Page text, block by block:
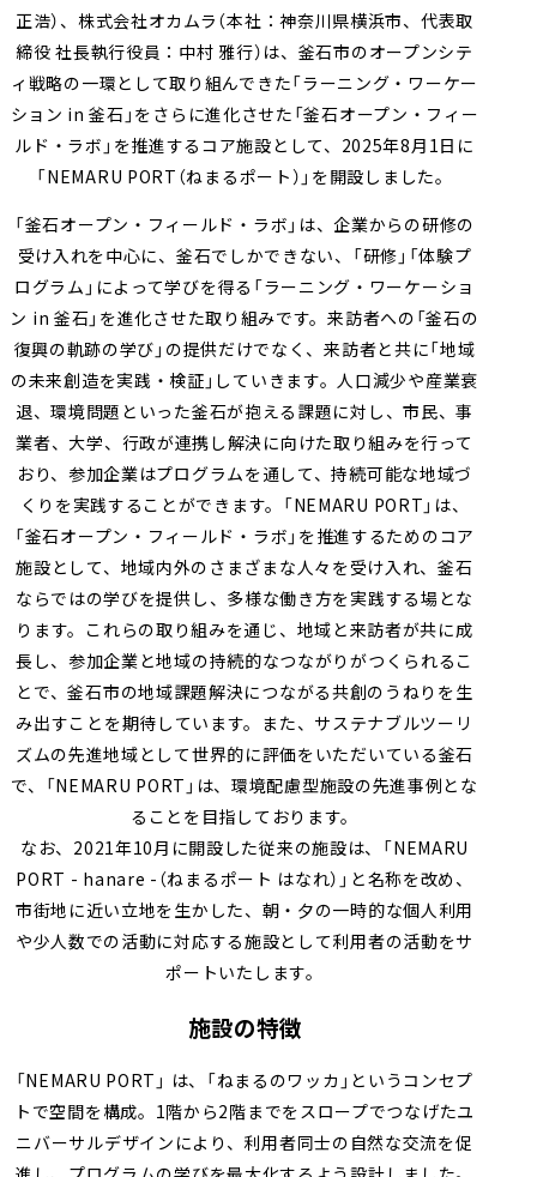
正浩）、株式会社オカムラ（本社：神奈川県横浜市、代表取
締役 社長執行役員：中村 雅行）は、釜石市のオープンシテ
ィ戦略の一環として取り組んできた「ラーニング・ワーケー
ション in 釜石」をさらに進化させた「釜石オープン・フィー
ルド・ラボ」を推進するコア施設として、2025年8月1日に
「NEMARU PORT（ねまるポート）」を開設しました。
「釜石オープン・フィールド・ラボ」は、企業からの研修の
受け入れを中心に、釜石でしかできない、「研修」「体験プ
ログラム」によって学びを得る「ラーニング・ワーケーショ
ン in 釜石」を進化させた取り組みです。来訪者への「釜石の
復興の軌跡の学び」の提供だけでなく、来訪者と共に「地域
の未来創造を実践・検証」していきます。人口減少や産業衰
退、環境問題といった釜石が抱える課題に対し、市民、事
業者、大学、行政が連携し解決に向けた取り組みを行って
おり、参加企業はプログラムを通して、持続可能な地域づ
くりを実践することができます。「NEMARU PORT」は、
「釜石オープン・フィールド・ラボ」を推進するためのコア
施設として、地域内外のさまざまな人々を受け入れ、釜石
ならではの学びを提供し、多様な働き方を実践する場とな
ります。これらの取り組みを通じ、地域と来訪者が共に成
長し、参加企業と地域の持続的なつながりがつくられるこ
とで、釜石市の地域課題解決につながる共創のうねりを生
み出すことを期待しています。また、サステナブルツーリ
ズムの先進地域として世界的に評価をいただいている釜石
で、「NEMARU PORT」は、環境配慮型施設の先進事例とな
ることを目指しております。
なお、2021年10月に開設した従来の施設は、「NEMARU
PORT - hanare -（ねまるポート はなれ）」と名称を改め、
市街地に近い立地を生かした、朝・夕の一時的な個人利用
や少人数での活動に対応する施設として利用者の活動をサ
ポートいたします。
施設の特徴
「NEMARU PORT」 は、「ねまるのワッカ」というコンセプ
トで空間を構成。1階から2階までをスロープでつなげたユ
ニバーサルデザインにより、利用者同士の自然な交流を促